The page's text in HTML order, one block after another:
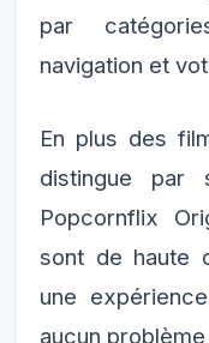
par
navigation et
En plus des
distingue par
Popcornflix
sont de haute
une
aucun